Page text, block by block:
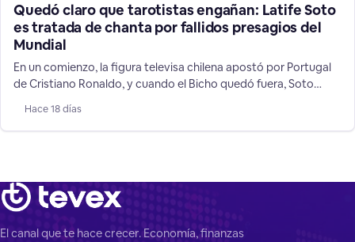
Quedó claro que tarotistas engañan: Latife Soto
es tratada de chanta por fallidos presagios del
Mundial
En un comienzo, la figura televisa chilena apostó por Portugal
de Cristiano Ronaldo, y cuando el Bicho quedó fuera, Soto
rubro de supuestos "videntes".
Hace 18 días
El canal que te hace crecer. Economía, finanzas